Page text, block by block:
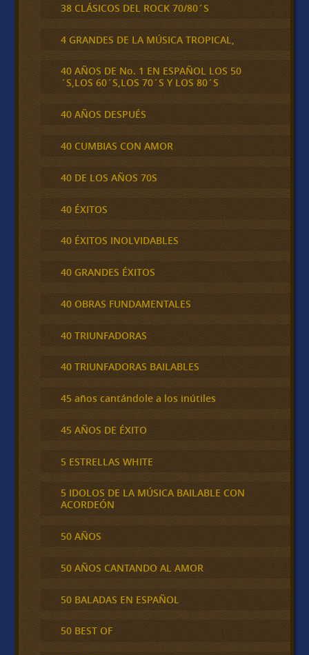
38 CLÁSICOS DEL ROCK 70/80´S
4 GRANDES DE LA MÚSICA TROPICAL,
40 AÑOS DE No. 1 EN ESPAÑOL LOS 50
´S,LOS 60´S,LOS 70´S Y LOS 80´S
40 AÑOS DESPUÉS
40 CUMBIAS CON AMOR
40 DE LOS AÑOS 70S
40 ÉXITOS
40 ÉXITOS INOLVIDABLES
40 GRANDES ÉXITOS
40 OBRAS FUNDAMENTALES
40 TRIUNFADORAS
40 TRIUNFADORAS BAILABLES
45 años cantándole a los inútiles
45 AÑOS DE ÉXITO
5 ESTRELLAS WHITE
5 IDOLOS DE LA MÚSICA BAILABLE CON
ACORDEÓN
50 AÑOS
50 AÑOS CANTANDO AL AMOR
50 BALADAS EN ESPAÑOL
50 BEST OF